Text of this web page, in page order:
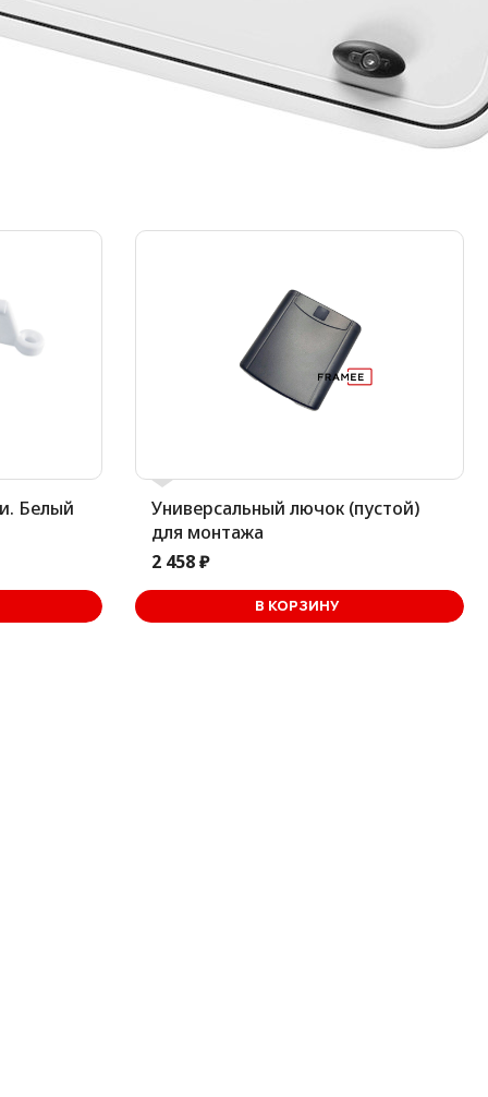
Белый
Универсальный лючок (пустой)
для монтажа
2 458 ₽
В КОРЗИНУ